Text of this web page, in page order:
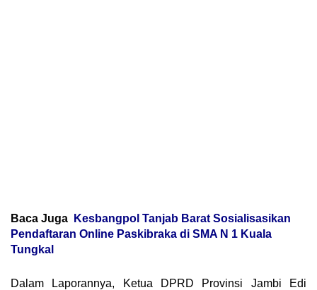
Baca Juga
Kesbangpol Tanjab Barat Sosialisasikan
Pendaftaran Online Paskibraka di SMA N 1 Kuala
Tungkal
Dalam Laporannya, Ketua DPRD Provinsi Jambi Edi